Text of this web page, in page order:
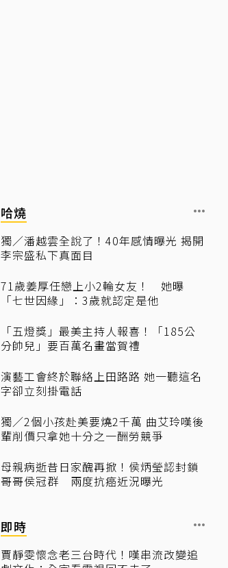
哈燒
獨／潘越雲全說了！40年感情曝光 揭開
李宗盛私下真面目
71歲姜厚任戀上小2輪女友！ 她曝
「七世因緣」：3歲就認定是他
「五燈獎」最美主持人報喜！「185公
分帥兒」要百萬名畫當賀禮
演藝工會終於聯絡上田路路 她一聽這名
字卻立刻掛電話
獨／2個小孩赴美要燒2千萬 曲艾玲嘆後
輩削價只拿她十分之一酬勞競爭
母親病逝昔日家醜再掀！侯炳瑩認封鎖
哥哥侯冠群 兩度抗癌近況曝光
即時
賈靜雯懷念老三台時代！嘆串流改變追